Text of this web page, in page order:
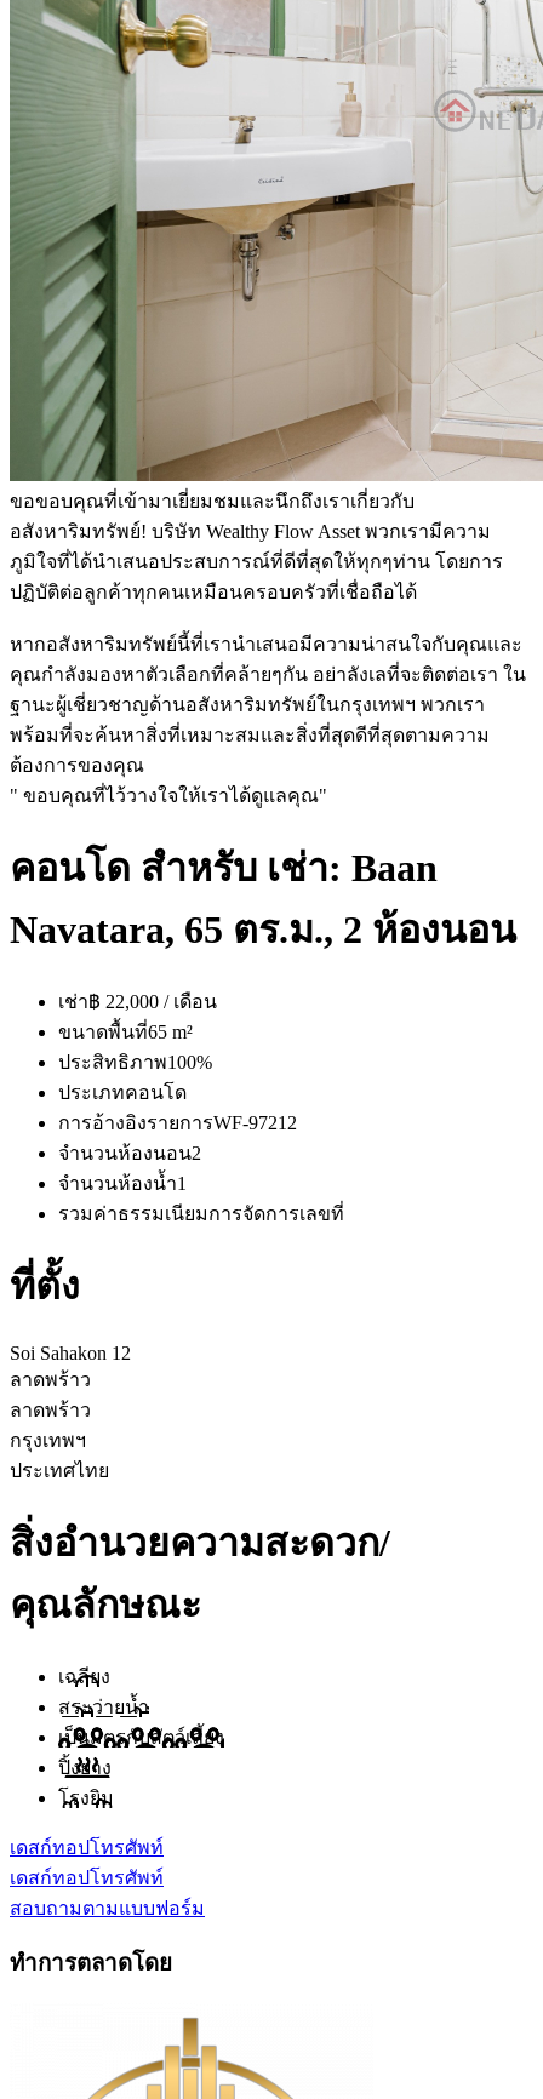
ขอขอบคุณที่เข้ามาเยี่ยมชมและนึกถึงเราเกี่ยวกับ
อสังหาริมทรัพย์! บริษัท Wealthy Flow Asset พวกเรามีความ
ภูมิใจที่ได้นำเสนอประสบการณ์ที่ดีที่สุดให้ทุกๆท่าน โดยการ
ปฏิบัติต่อลูกค้าทุกคนเหมือนครอบครัวที่เชื่อถือได้
หากอสังหาริมทรัพย์นี้ที่เรานำเสนอมีความน่าสนใจกับคุณและ
คุณกำลังมองหาตัวเลือกที่คล้ายๆกัน อย่าลังเลที่จะติดต่อเรา ใน
ฐานะผู้เชี่ยวชาญด้านอสังหาริมทรัพย์ในกรุงเทพฯ พวกเรา
พร้อมที่จะค้นหาสิ่งที่เหมาะสมและสิ่งที่สุดดีที่สุดตามความ
ต้องการของคุณ
" ขอบคุณที่ไว้วางใจให้เราได้ดูแลคุณ"
คอนโด สำหรับ เช่า: Baan
Navatara, 65 ตร.ม., 2 ห้องนอน
เช่า฿ 22,000 / เดือน
ขนาดพื้นที่65 m²
ประสิทธิภาพ100%
ประเภทคอนโด
การอ้างอิงรายการWF-97212
จำนวนห้องนอน2
จำนวนห้องน้ำ1
รวมค่าธรรมเนียมการจัดการเลขที่
ที่ตั้ง
Soi Sahakon 12
ลาดพร้าว
ลาดพร้าว
กรุงเทพฯ
ประเทศไทย
สิ่งอำนวยความสะดวก/
คุณลักษณะ
เฉลียง
สระว่ายน้ำ
เป็นมิตรกับสัตว์เลี้ยง
ปิ้งย่าง
โรงยิม
เดสก์ทอปโทรศัพท์
เดสก์ทอปโทรศัพท์
สอบถามตามแบบฟอร์ม
ทำการตลาดโดย